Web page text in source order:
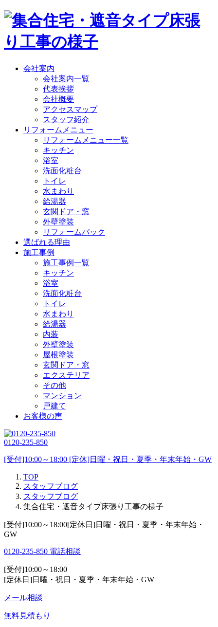
会社案内
会社案内一覧
代表挨拶
会社概要
アクセスマップ
スタッフ紹介
リフォームメニュー
リフォームメニュー一覧
キッチン
浴室
洗面化粧台
トイレ
水まわり
給湯器
玄関ドア・窓
外壁塗装
リフォームパック
選ばれる理由
施工事例
施工事例一覧
キッチン
浴室
洗面化粧台
トイレ
水まわり
給湯器
内装
外壁塗装
屋根塗装
玄関ドア・窓
エクステリア
その他
マンション
戸建て
お客様の声
0120-235-850
[受付]10:00～18:00 [定休]日曜・祝日・夏季・年末年始・GW
TOP
スタッフブログ
スタッフブログ
集合住宅・遮音タイプ床張り工事の様子
[受付]10:00～18:00[定休日]日曜・祝日・夏季・年末年始・
GW
0120-235-850 電話相談
[受付]10:00～18:00
[定休日]日曜・祝日・夏季・年末年始・GW
メール相談
無料見積もり